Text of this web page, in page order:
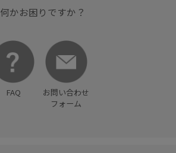
何かお困りですか？
FAQ
お問い合わせ
フォーム